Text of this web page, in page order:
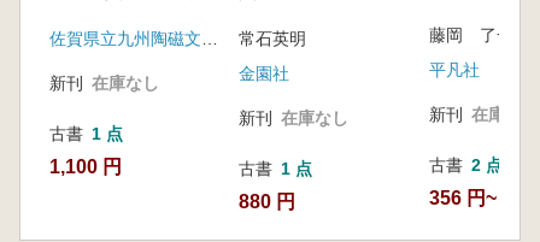
新刊 在庫なし
古書 1 点
1,100 円
常石英明
金園社
新刊 在庫なし
古書 1 点
880 円
藤岡 了一
平凡社
新刊 在庫なし
古書 2 点
356 円~